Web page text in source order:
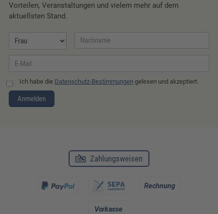
Vorteilen, Veranstaltungen und vielem mehr auf dem
aktuellsten Stand.
Ich habe die Datenschutz-Bestimmungen gelesen und akzeptiert.
Anmelden
Zahlungsweisen